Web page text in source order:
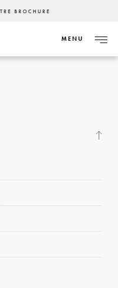
BROCHURE
MENU